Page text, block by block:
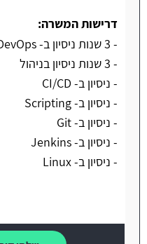
דרישות המשרה:
- 3 שנות ניסיון ב- DevOps
- 3 שנות ניסיון בניהול
- ניסיון ב- CI/CD
- ניסיון ב- Scripting
- ניסיון ב- Git
- ניסיון ב- Jenkins
- ניסיון ב- Linux